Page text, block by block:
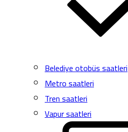
Belediye otobüs saatleri
Metro saatleri
Tren saatleri
Vapur saatleri